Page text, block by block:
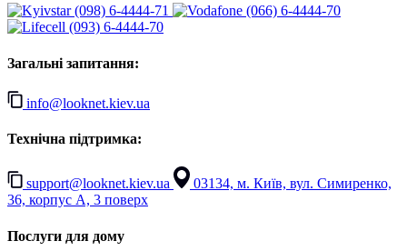
(098) 6-4444-71
(066) 6-4444-70
(093) 6-4444-70
Загальні запитання:
info@looknet.kiev.ua
Технічна підтримка:
support@looknet.kiev.ua
03134, м. Київ, вул. Симиренко,
36, корпус А, 3 поверх
Послуги для дому